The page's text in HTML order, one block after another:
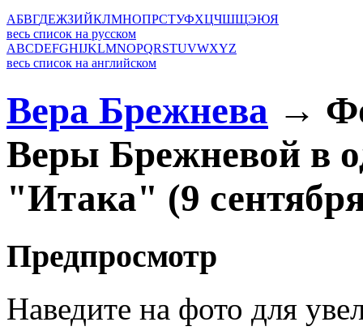
АБВГДЕЖЗИЙКЛМНОПРСТУФХЦЧШЩЭЮЯ
весь список на русском
ABCDEFGHIJKLMNOPQRSTUVWXYZ
весь список на английском
Вера Брежнева →
Веры Брежневой в
"Итака" (9
Предпросмотр
Наведите на фото для